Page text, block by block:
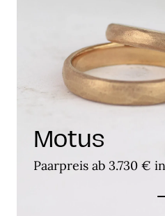
Motus
Paarpreis ab 3.730 €